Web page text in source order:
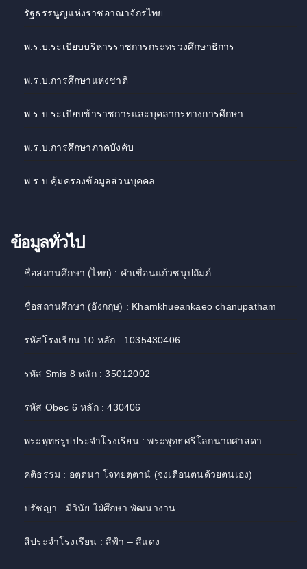
รัฐธรรนูญแห่งราชอาณาจักรไทย
พ.ร.บ.ระเบียบบริหารราชการกระทรวงศึกษาธิการ
พ.ร.บ.การศึกษาแห่งชาติ
พ.ร.บ.ระเบียบข้าราชการและบุคลากรทางการศึกษา
พ.ร.บ.การศึกษาภาคบังคับ
พ.ร.บ.คุ้มครองข้อมูลส่วนบุคคล
ข้อมูลทั่วไป
ชื่อสถานศึกษา (ไทย) : คำเขื่อนแก้วชนูปถัมภ์
ชื่อสถานศึกษา (อังกฤษ) : Khamkhueankaeo chanupatham
รหัสโรงเรียน 10 หลัก : 1035430406
รหัส Smis 8 หลัก : 35012002
รหัส Obec 6 หลัก : 430406
พระพุทธรูปประจำโรงเรียน : พระพุทธศรีโลกนาถศาสดา
คติธรรม : อตฺตนา โจทยตฺตานํ (จงเตือนตนด้วยตนเอง)
ปรัชญา : มีวินัย ใฝ่ศึกษา พัฒนางาน
สีประจำโรงเรียน : สีฟ้า – สีแดง